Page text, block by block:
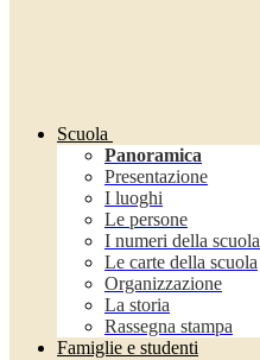
Scuola
Panoramica
Presentazione
I luoghi
Le persone
I numeri della scuola
Le carte della scuola
Organizzazione
La storia
Rassegna stampa
Famiglie e studenti